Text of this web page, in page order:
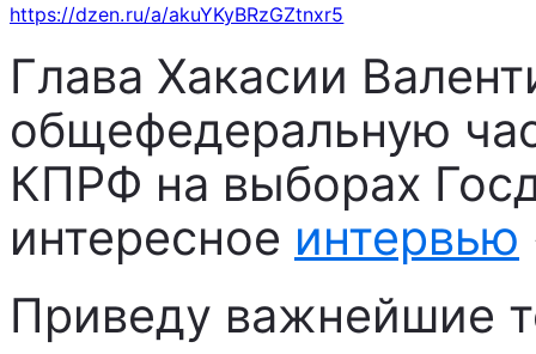
https://dzen.ru/a/akuYKyBRzGZtnxr5
Глава Хакасии
общефедеральную
КПРФ на выборах
интересное интервью
Приведу важнейшие